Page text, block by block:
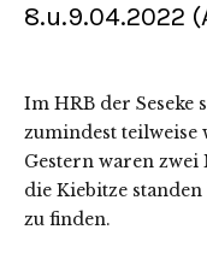
8.u.9.04.2022
Im HRB der Seseke
zumindest teilweise
Gestern waren
die Kiebitze
zu finden.